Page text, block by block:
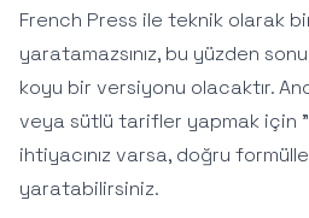
French Press ile teknik olarak
yaratamazsınız, bu yüzden
koyu bir versiyonu olacaktır.
veya sütlü tarifler yapmak için
ihtiyacınız varsa, doğru
yaratabilirsiniz.